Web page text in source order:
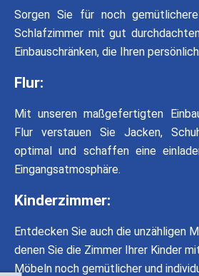
Sorgen Sie für noch
Schlafzimmer mit gut
Einbauschränken, die Ihren
Flur:
Mit unseren maßgefertigten
Flur verstauen Sie Jacken,
optimal und schaffen eine
Eingangsatmosphäre.
Kinderzimmer:
Entdecken Sie auch die unzähligen
denen Sie die Zimmer Ihrer Kinder
Möbeln noch gemütlicher und